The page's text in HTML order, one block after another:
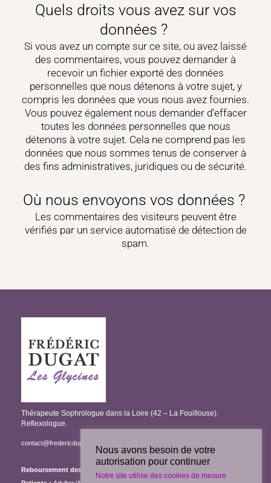
Quels droits vous avez sur vos
données ?
Si vous avez un compte sur ce site, ou avez laissé
des commentaires, vous pouvez demander à
recevoir un fichier exporté des données
personnelles que nous détenons à votre sujet, y
compris les données que vous nous avez fournies.
Vous pouvez également nous demander d’effacer
toutes les données personnelles que nous
détenons à votre sujet. Cela ne comprend pas les
données que nous sommes tenus de conserver à
des fins administratives, juridiques ou de sécurité.
Où nous envoyons vos données ?
Les commentaires des visiteurs peuvent être
vérifiés par un service automatisé de détection de
spam.
Thérapeute Sophrologue dans la Loire (42 – La Fouillouse).
Reflexologue.
contact@fredericdugat-sophrologie.fr
Reboursement des séances :
Nous avons besoin de votre
autorisation pour continuer
Notre site utilise des cookies de mesure